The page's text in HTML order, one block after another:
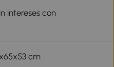
intereses con
cm